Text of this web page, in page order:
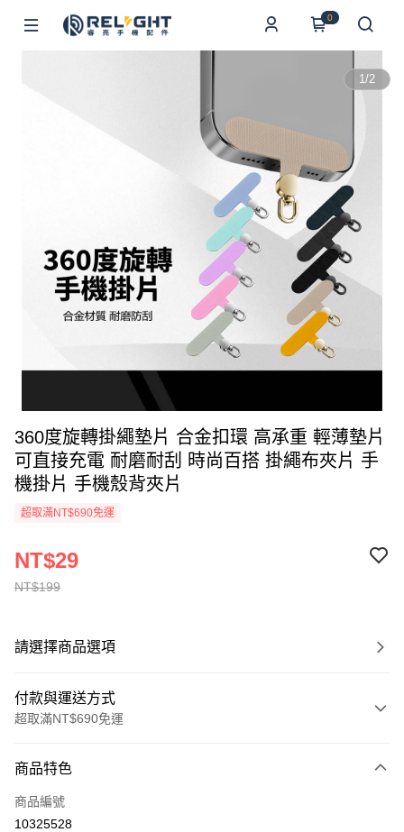
0
1/2
360度旋轉掛繩墊片 合金扣環 高承重 輕薄墊片
可直接充電 耐磨耐刮 時尚百搭 掛繩布夾片 手
機掛片 手機殼背夾片
超取滿NT$690免運
NT$199
NT$29
請選擇商品選項
付款與運送方式
超取滿NT$690免運
信用卡一次付款
超商取貨付款
商品特色
商品編號
10325528